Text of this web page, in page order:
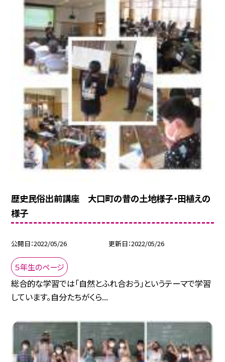
歴史民俗出前講座 大口町の昔の土地様子・田植えの
様子
公開日 2022/05/26 更新日 2022/05/26
５年生のページ
総合的な学習では「自然とふれ合おう」というテーマで学習
しています。自分たちがくら...